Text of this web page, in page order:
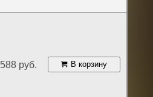
588 руб. В корзину